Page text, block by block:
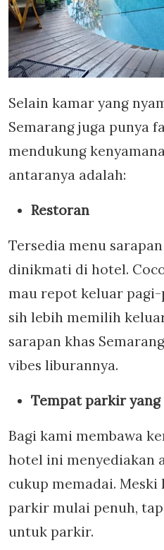
Selain kamar yang
Semarang juga punya
mendukung
antaranya adalah:
Restoran
Tersedia menu
dinikmati di hotel.
mau repot keluar
sih lebih memilih
sarapan khas
vibes liburannya.
Tempat parkir yang
Bagi kami membawa
hotel ini menyediakan
cukup memadai.
parkir mulai penuh,
untuk parkir.